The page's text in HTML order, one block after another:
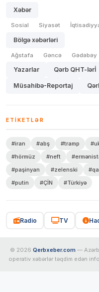
Xəbər
Sosial Siyasət
Bölgə xəbərləri
Ağstafa Gəncə Gədəbəy
Yazarlar Qərb QHT-lərİ
Müsahibə-Reportaj
ETIKETLƏR
#iran #abş #tramp
#hörmüz
#neft
#paşinyan
#zelenski
#putin
#ÇİN #Türkiyə
Radio TV
© 2026 Qerbxeber.com —
operativ xəbərlər təqdim edən